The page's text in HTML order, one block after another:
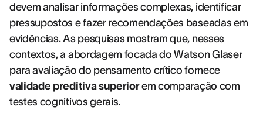
devem analisar informações complexas, identificar
pressupostos e fazer recomendações baseadas em
evidências. As pesquisas mostram que, nesses
contextos, a abordagem focada do Watson Glaser
para avaliação do pensamento crítico fornece
validade preditiva superiorem comparação com
testes cognitivos gerais.